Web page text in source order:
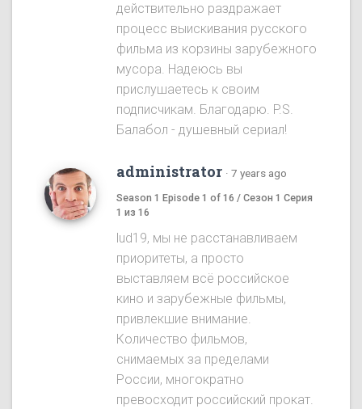
действительно раздражает
процесс выискивания русского
фильма из корзины зарубежного
мусора. Надеюсь вы
прислушаетесь к своим
подписчикам. Благодарю. P.S.
Балабол - душевный сериал!
administrator · 7 years ago
Season 1 Episode 1 of 16 / Сезон 1 Серия
1 из 16
lud19, мы не расстанавливаем
приоритеты, а просто
выставляем всё российское
кино и зарубежные фильмы,
привлекшие внимание.
Количество фильмов,
снимаемых за пределами
России, многократно
превосходит российский прокат.